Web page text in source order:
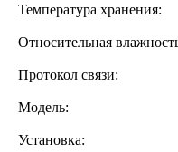
Температура хранения:
Относительная
Протокол связи:
Модель:
Установка: